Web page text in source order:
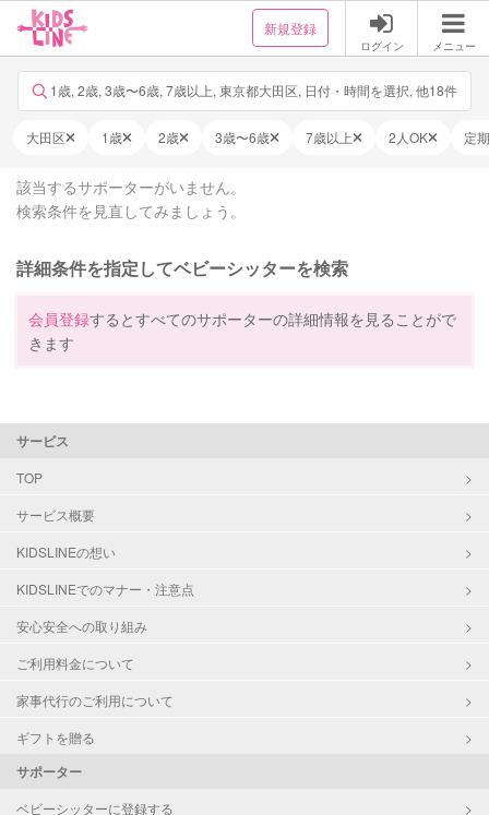
新規登録
ログイン メニュー
1歳, 2歳, 3歳〜6歳, 7歳以上, 東京都大田区, 日付・時間を選択, 他18件
大田区 1歳 2歳 3歳〜6歳 7歳以上 2人OK 定
該当するサポーターがいません。
検索条件を見直してみましょう。
詳細条件を指定してベビーシッターを検索
会員登録するとすべてのサポーターの詳細情報を見ることがで
きます
サービス
TOP
サービス概要
KIDSLINEの想い
KIDSLINEでのマナー・注意点
安心安全への取り組み
ご利用料金について
家事代行のご利用について
ギフトを贈る
サポーター
ベビーシッターに登録する